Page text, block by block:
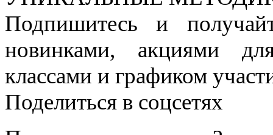
Подпишитесь и
новинками, акциями
классами и графиком
Поделиться в соцсетях